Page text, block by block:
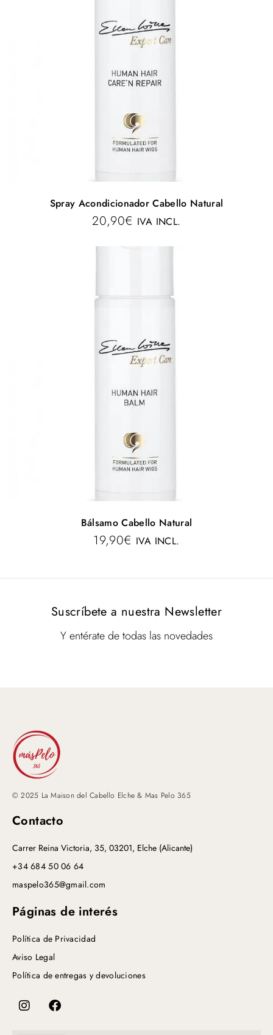
Spray Acondicionador Cabello Natural
20,90€ IVA INCL.
Bálsamo Cabello Natural
19,90€ IVA INCL.
Suscríbete a nuestra Newsletter
Y entérate de todas las novedades
© 2025 La Maison del Cabello Elche & Mas Pelo 365
Contacto
Carrer Reina Victoria, 35, 03201, Elche (Alicante)
+34 684 50 06 64
maspelo365@gmail.com
Páginas de interés
Política de Privacidad
Aviso Legal
Política de entregas y devoluciones